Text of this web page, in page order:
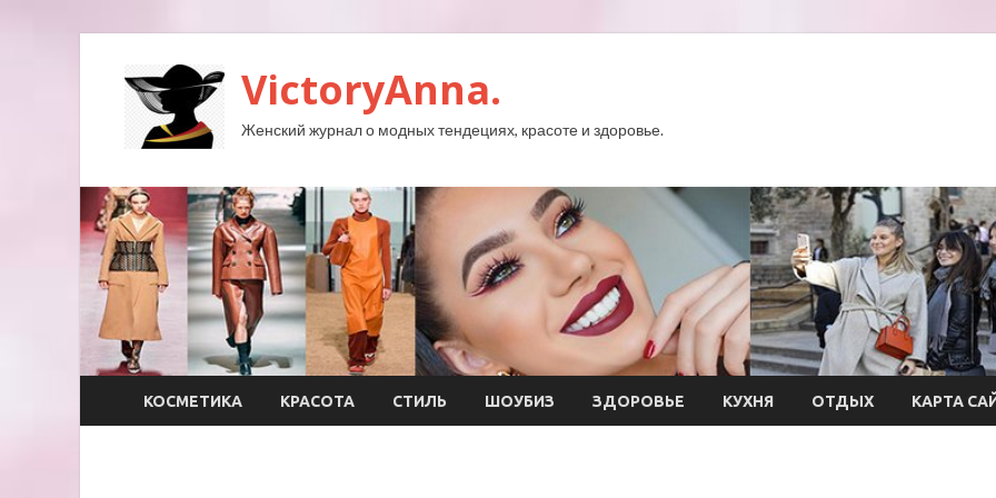
VictoryAnna.
Женский журнал о модных тендециях, красоте и здоровье.
КОСМЕТИКА КРАСОТА СТИЛЬ ШОУБИЗ ЗДОРОВЬЕ КУХНЯ ОТДЫХ КАРТА